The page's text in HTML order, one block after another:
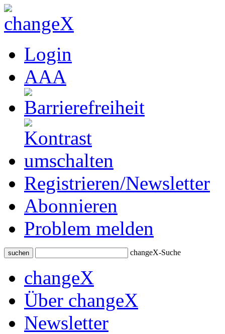
Login
AAA
Registrieren/Newsletter
Abonnieren
Problem melden
suchen changeX-Suche
changeX
Über changeX
Newsletter